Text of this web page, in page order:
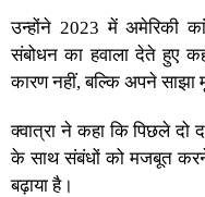
उन्होंने 2023 में अमेरिकी
संबोधन का हवाला देते हुए
कारण नहीं, बल्कि अपने साझा
क्वात्रा ने कहा कि पिछले
के साथ संबंधों को मजबूत करने
बढ़ाया है।